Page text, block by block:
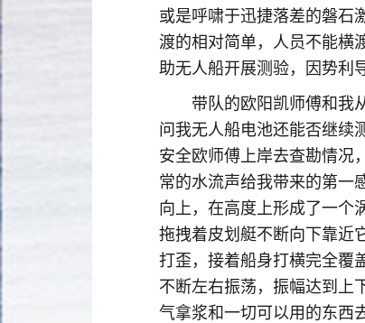
或是呼啸于迅捷落差的磐石
渡的相对简单，人员不能横
助无人船开展测验，因势利
带队的欧阳凯师傅和我
问我无人船电池还能否继续
安全欧师傅上岸去查勘情况
常的水流声给我带来的第一
向上，在高度上形成了一个
拖拽着皮划艇不断向下靠近
打歪，接着船身打横完全覆
不断左右振荡，振幅达到上
气拿浆和一切可以用的东西